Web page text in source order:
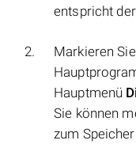
entspricht
Markieren
Hauptmenü
Sie können
zum